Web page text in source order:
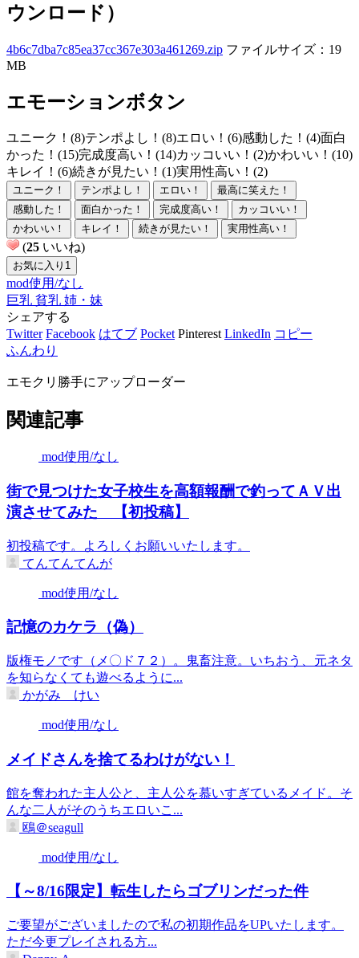
ウンロード）
4b6c7dba7c85ea37cc367e303a461269.zip ファイルサイズ：19
MB
エモーションボタン
ユニーク！(8)テンポよし！(8)エロい！(6)感動した！(4)面白
かった！(15)完成度高い！(14)カッコいい！(2)かわいい！(10)
キレイ！(6)続きが見たい！(1)実用性高い！(2)
ユニーク！ テンポよし！ エロい！
最高に笑えた！
感動した！
面白かった！ 完成度高い！
カッコいい！
かわいい！
キレイ！ 続きが見たい！ 実用性高い！
(25 いいね)
お気に入り 1
mod使用/なし
巨乳 貧乳 姉・妹
シェアする
Twitter Facebook はてブ Pocket Pinterest LinkedIn コピー
ふんわり
エモクリ勝手にアップローダー
関連記事
mod使用/なし
街で見つけた女子校生を高額報酬で釣ってＡＶ出
演させてみた 【初投稿】
初投稿です。よろしくお願いいたします。
てんてんてんが
mod使用/なし
記憶のカケラ（偽）
版権モノです（メ〇ド７２）。鬼畜注意。いちおう、元ネタ
を知らなくても遊べるように...
かがみ けい
mod使用/なし
メイドさんを捨てるわけがない！
館を奪われた主人公と、主人公を慕いすぎているメイド。そ
んな二人がそのうちエロいこ...
鴎＠seagull
mod使用/なし
【～8/16限定】転生したらゴブリンだった件
ご要望がございましたので私の初期作品をUPいたします。
ただ今更プレイされる方...